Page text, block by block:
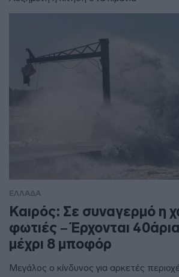
ΕΛΛΑΔΑ
Καιρός: Σε συναγερμό η
φωτιές – Έρχονται 40άρια
μέχρι 8 μποφόρ
Μεγάλος ο κίνδυνος για αρκετές